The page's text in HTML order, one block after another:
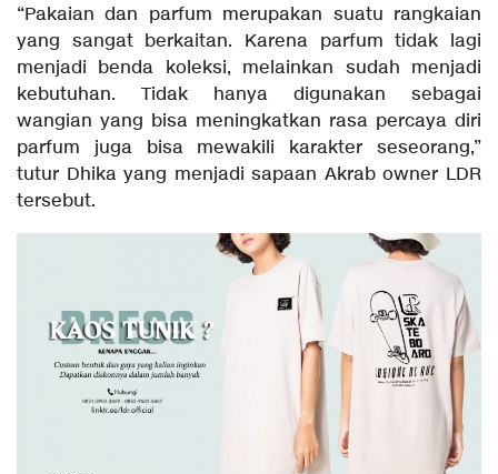
“Pakaian dan parfum merupakan suatu rangkaian
yang sangat berkaitan. Karena parfum tidak lagi
menjadi benda koleksi, melainkan sudah menjadi
kebutuhan. Tidak hanya digunakan sebagai
wangian yang bisa meningkatkan rasa percaya diri
parfum juga bisa mewakili karakter seseorang,”
tutur Dhika yang menjadi sapaan Akrab owner LDR
tersebut.